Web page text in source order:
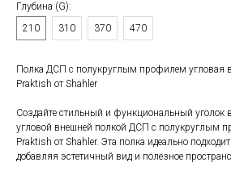
Глубина (G):
210
310 370 470
Полка ДСП с полукруглым профилем угловая
Praktish от Shahler
Создайте стильный и функциональный уголок
угловой внешней полкой ДСП с полукруглым
Praktish от Shahler. Эта полка идеально
добавляя эстетичный вид и полезное